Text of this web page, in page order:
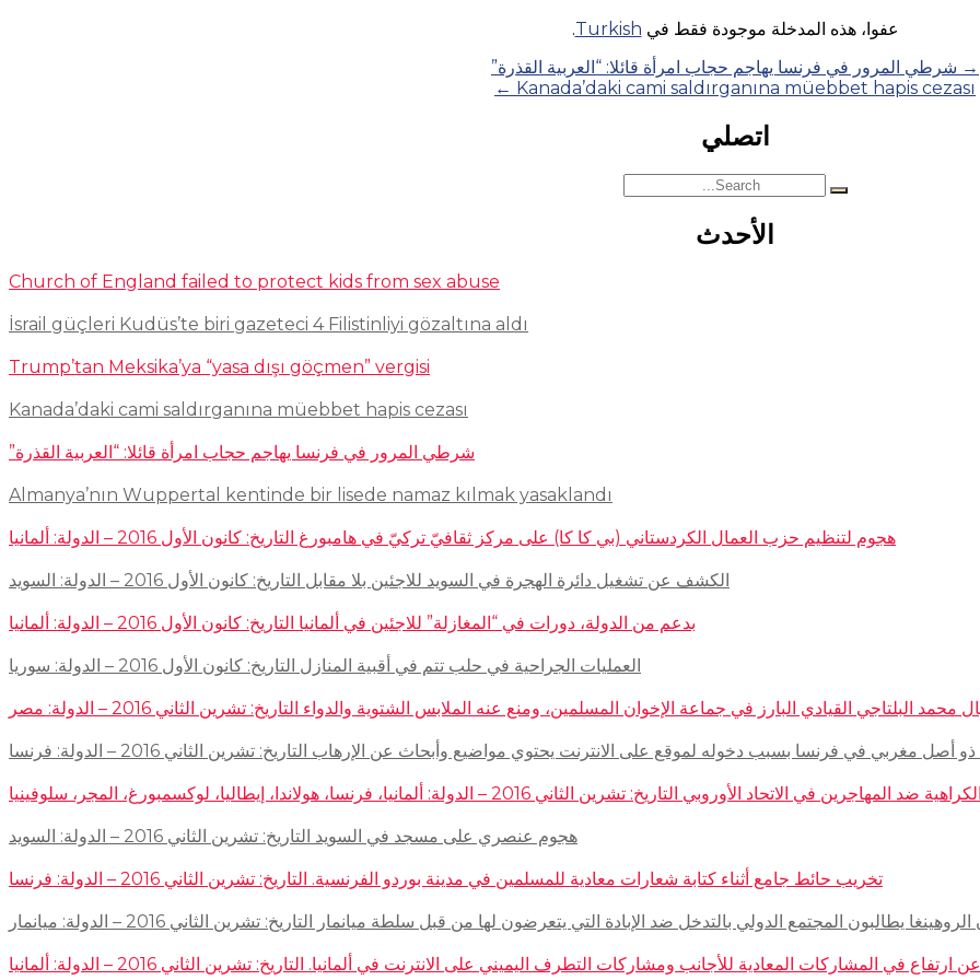
عفوا، هذه المدخلة موجودة فقط في Turkish
.
→ شرطي المرور في فرنسا يهاجم حجاب امرأة قائلا: “العربية القذرة”
Kanada’daki cami saldırganına müebbet hapis cezası
←
اتصلي
Search
for:
الأحدث
Church of England failed to protect kids from sex abuse
İsrail güçleri Kudüs’te biri gazeteci 4 Filistinliyi gözaltına aldı
Trump’tan Meksika’ya “yasa dışı göçmen” vergisi
Kanada’daki cami saldırganına müebbet hapis cezası
شرطي المرور في فرنسا يهاجم حجاب امرأة قائلا: “العربية القذرة”
Almanya’nın Wuppertal kentinde bir lisede namaz kılmak yasaklandı
هجوم لتنظيم حزب العمال الكردستاني (بي كا كا) على مركز ثقافيّ تركيّ في هامبورغ التاريخ: كانون الأول 2016 – الدولة: ألمانيا
الكشف عن تشغيل دائرة الهجرة في السويد للاجئين بلا مقابل التاريخ: كانون الأول 2016 – الدولة: السويد
بدعم من الدولة، دورات في “المغازلة” للاجئين في ألمانيا التاريخ: كانون الأول 2016 – الدولة: ألمانيا
العمليات الجراحية في حلب تتم في أقبية المنازل التاريخ: كانون الأول 2016 – الدولة: سوريا
محمد البلتاجي القيادي البارز في جماعة الإخوان المسلمين، ومنع عنه الملابس الشتوية والدواء التاريخ: تشرين الثاني 2016 – الدولة: مصر
مغربي في فرنسا بسبب دخوله لموقع على الانترنت يحتوي مواضيع وأبحاث عن الإرهاب التاريخ: تشرين الثاني 2016 – الدولة: فرنسا
في الاتحاد الأوروبي التاريخ: تشرين الثاني 2016 – الدولة: ألمانيا، فرنسا، هولاندا، إيطاليا، لوكسمبورغ، المجر، سلوفينيا
هجوم عنصري على مسجد في السويد التاريخ: تشرين الثاني 2016 – الدولة: السويد
تخريب حائط جامع أثناء كتابة شعارات معادية للمسلمين في مدينة بوردو الفرنسية. التاريخ: تشرين الثاني 2016 – الدولة: فرنسا
يطالبون المجتمع الدولي بالتدخل ضد الإبادة التي يتعرضون لها من قبل سلطة ميانمار التاريخ: تشرين الثاني 2016 – الدولة: ميانمار
في المشاركات المعادية للأجانب ومشاركات التطرف اليميني على الانترنت في ألمانيا. التاريخ: تشرين الثاني 2016 – الدولة: ألمانيا